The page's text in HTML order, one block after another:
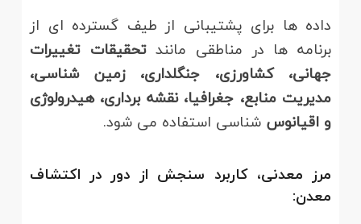
داده ها برای پشتیبانی از طیف گسترده ای از
برنامه ها در مناطقی مانندتحقیقات تغییرات
جهانی، کشاورزی، جنگلداری، زمین شناسی،
مدیریت منابع، جغرافیا، نقشه برداری، هیدرولوژی
و اقیانوس شناسی استفاده می شود.
مرز معدنی، کاربرد سنجش از دور در اکتشاف
معدن: